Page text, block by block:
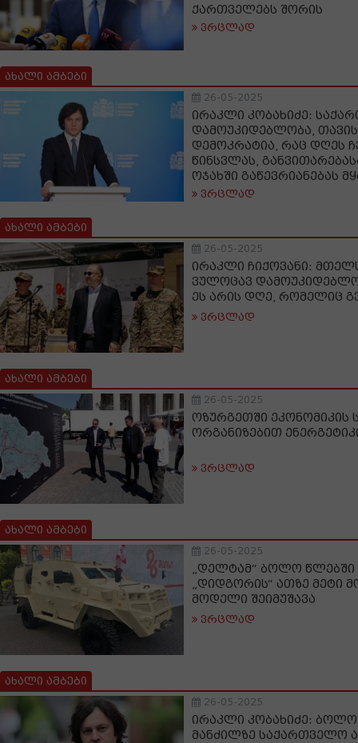
ქართველებს შორის
ვრცლად
ახალი ამბები
26-05-2025
ირაკლი კობახიძე:
დამოუკიდებლობა,
დემოკრატია, რაც დღეს
წინსვლას,
ოჯახში გაწევრიანებას
ვრცლად
ახალი ამბები
26-05-2025
ირაკლი ჩიქოვანი:
ვულოცავ
ეს არის დღე, რომელიც
ვრცლად
ახალი ამბები
26-05-2025
ოზურგეთში ეკონომიკის
ორგანიზებით
ვრცლად
ახალი ამბები
26-05-2025
„დელტამ“ ბოლო წლებში
„დიდგორის“ ათზე მეტი
მოდელი შეიმუშავა
ვრცლად
ახალი ამბები
26-05-2025
ირაკლი კობახიძე: ბოლო
მანძილზე საქართველო